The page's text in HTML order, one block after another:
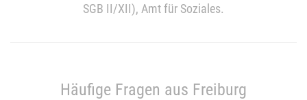
SGB II/XII), Amt für Soziales.
Häufige Fragen aus Freiburg